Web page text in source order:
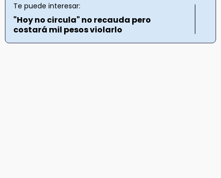
Te puede interesar:
"Hoy no circula" no recauda pero
costará mil pesos violarlo